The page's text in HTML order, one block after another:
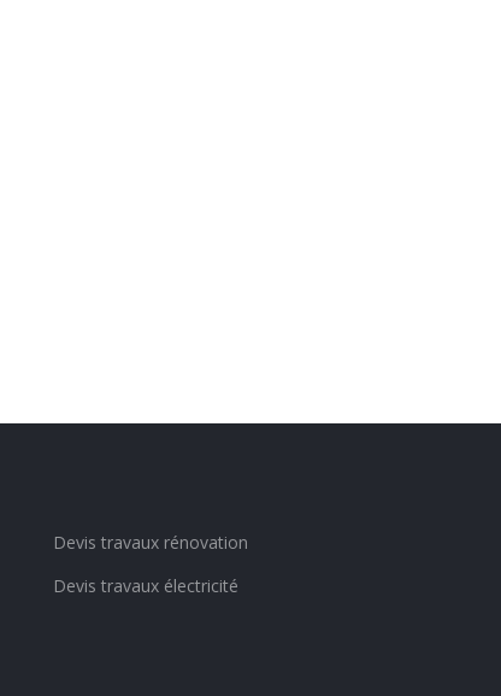
Devis travaux rénovation
Devis travaux électricité